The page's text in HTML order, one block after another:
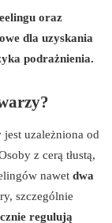
oraz
dla uzyskania
podrażnienia.
jest uzależniona od
z cerą tłustą,
nawet dwa
szczególnie
regulują